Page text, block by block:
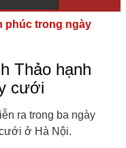
phúc trong ngày
Thảo hạnh
cưới
ra trong ba ngày
ở Hà Nội.